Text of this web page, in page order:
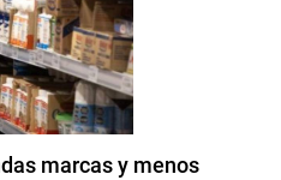
marcas y menos